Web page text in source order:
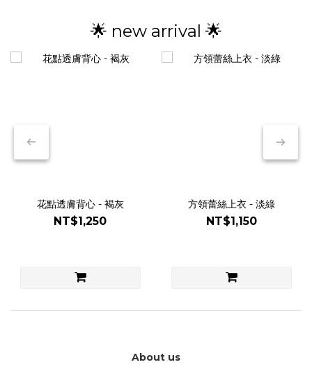
🌟 new arrival 🌟
花點透膚背心 - 褐灰
NT$1,250
方領蕾絲上衣 - 淡綠
NT$1,150
About us